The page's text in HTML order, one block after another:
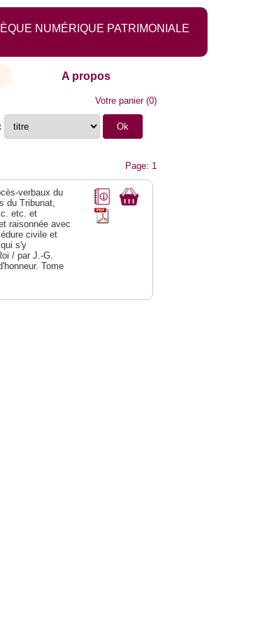
NUMÉRIQUE PATRIMONIALE
A propos
Votre panier(0)
Page: 1
verbaux du
du Tribunat,
etc. et
raisonnée avec
civile et
s'y
/ par J.-G.
Tome